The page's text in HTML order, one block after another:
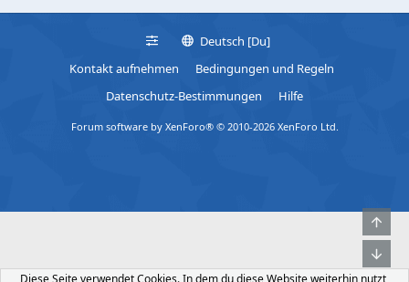
Deutsch [Du]
Kontakt aufnehmen
Bedingungen und Regeln
Datenschutz-Bestimmungen
Hilfe
Forum software by XenForo® © 2010-2026 XenForo Ltd.
Diese Seite verwendet Cookies. In dem du diese Website weiterhin nutzt,